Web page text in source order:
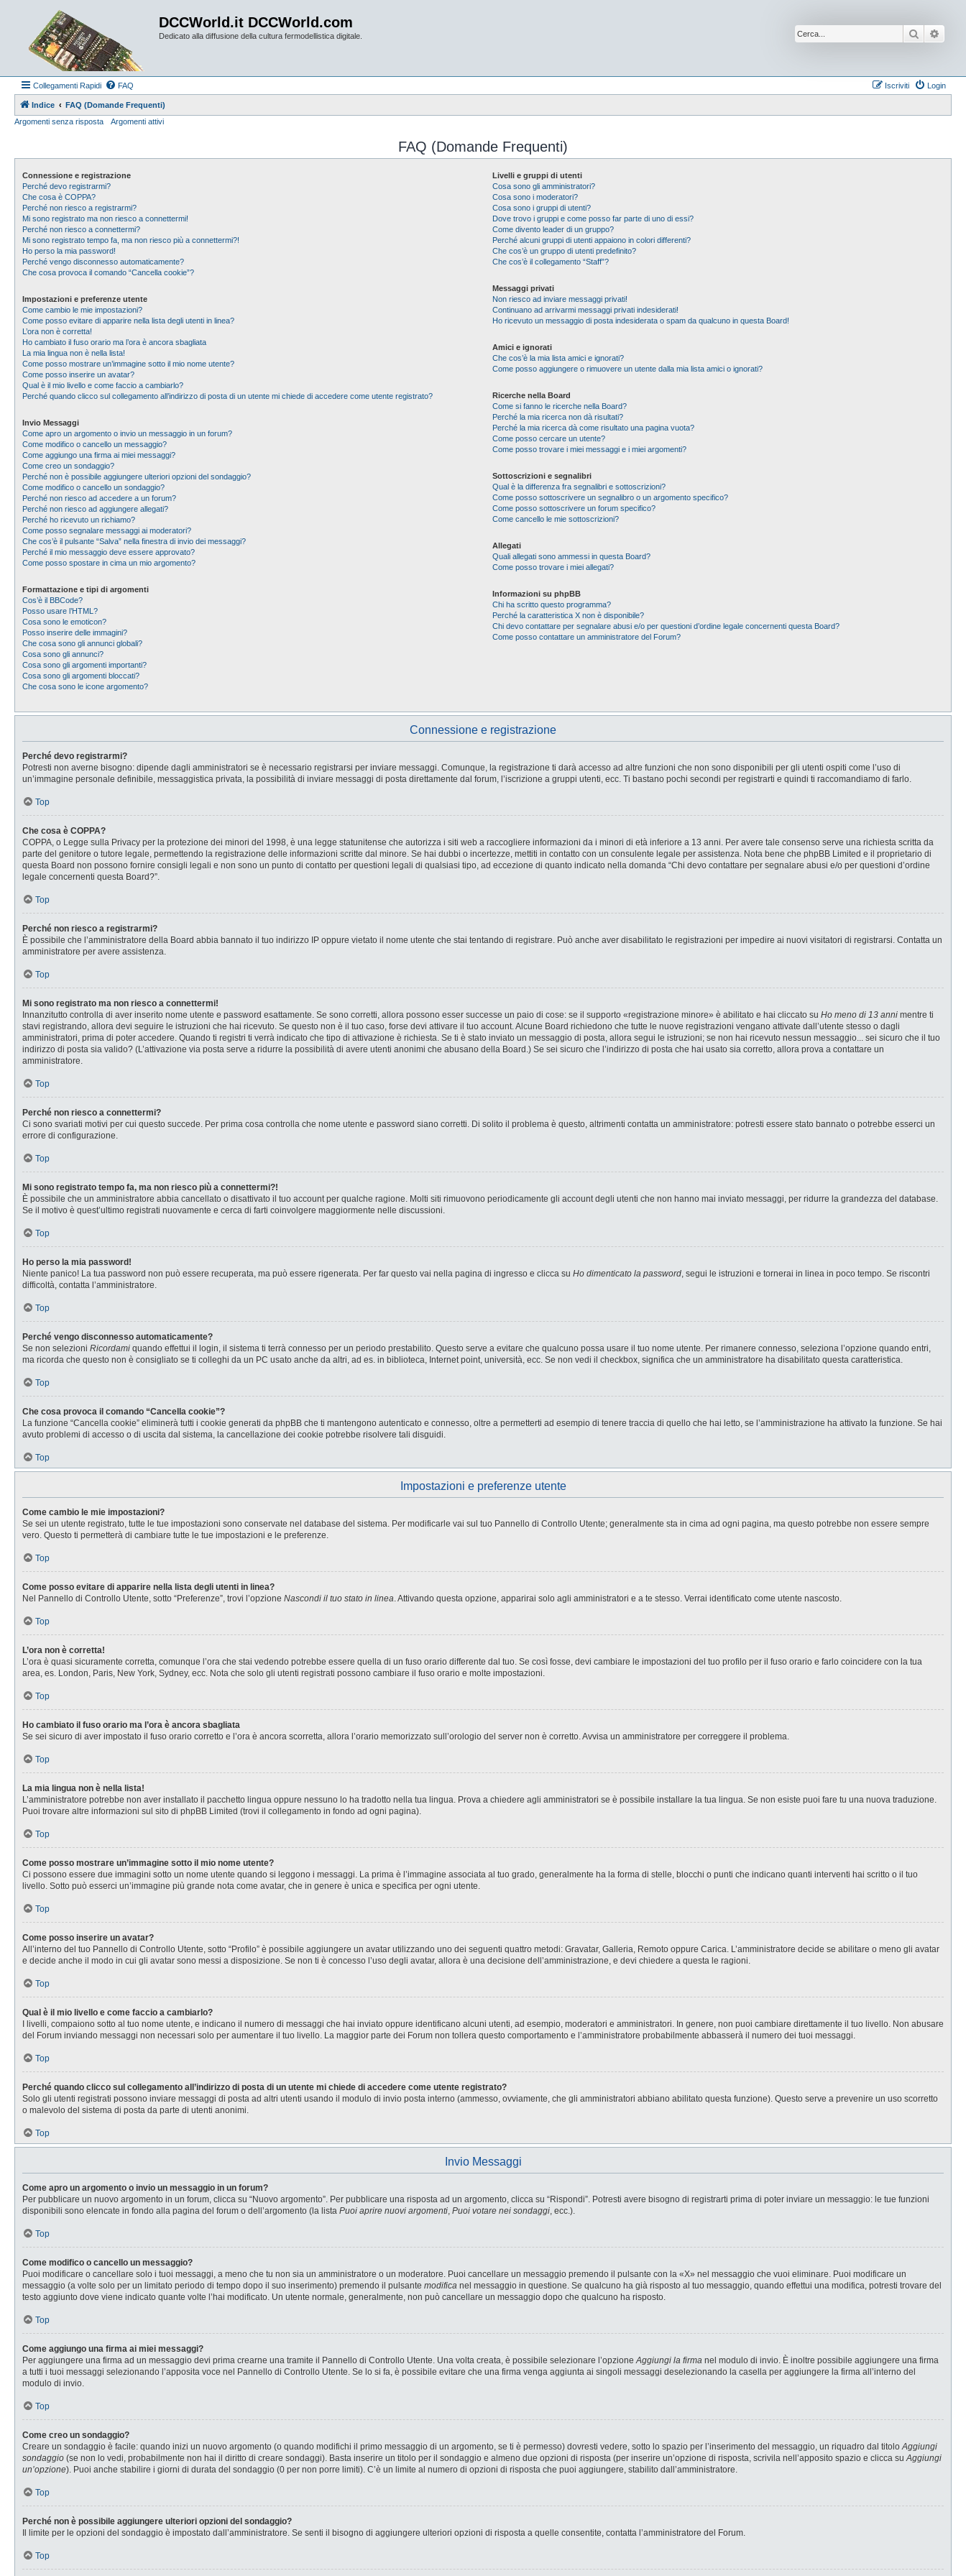
DCCWorld.it DCCWorld.com
Dedicato alla diffusione della cultura fermodellistica digitale. Cerca
Collegamenti Rapidi FAQ Login
Iscriviti
Indice
FAQ (Domande Frequenti)
Argomenti senza risposta
Argomenti attivi
FAQ (Domande Frequenti)
Connessione e registrazione
Perché devo registrarmi?
Che cosa è COPPA?
Perché non riesco a registrarmi?
Mi sono registrato ma non riesco a connettermi!
Perché non riesco a connettermi?
Mi sono registrato tempo fa, ma non riesco più a connettermi?!
Ho perso la mia password!
Perché vengo disconnesso automaticamente?
Che cosa provoca il comando “Cancella cookie”?
Impostazioni e preferenze utente
Come cambio le mie impostazioni?
Come posso evitare di apparire nella lista degli utenti in linea?
L’ora non è corretta!
Ho cambiato il fuso orario ma l’ora è ancora sbagliata
La mia lingua non è nella lista!
Come posso mostrare un’immagine sotto il mio nome utente?
Come posso inserire un avatar?
Qual è il mio livello e come faccio a cambiarlo?
Perché quando clicco sul collegamento all’indirizzo di posta di un utente mi chiede di accedere come utente registrato?
Invio Messaggi
Come apro un argomento o invio un messaggio in un forum?
Come modifico o cancello un messaggio?
Come aggiungo una firma ai miei messaggi?
Come creo un sondaggio?
Perché non è possibile aggiungere ulteriori opzioni del sondaggio?
Come modifico o cancello un sondaggio?
Perché non riesco ad accedere a un forum?
Perché non riesco ad aggiungere allegati?
Perché ho ricevuto un richiamo?
Come posso segnalare messaggi ai moderatori?
Che cos’è il pulsante “Salva” nella finestra di invio dei messaggi?
Perché il mio messaggio deve essere approvato?
Come posso spostare in cima un mio argomento?
Formattazione e tipi di argomenti
Cos’è il BBCode?
Posso usare l’HTML?
Cosa sono le emoticon?
Posso inserire delle immagini?
Che cosa sono gli annunci globali?
Cosa sono gli annunci?
Cosa sono gli argomenti importanti?
Cosa sono gli argomenti bloccati?
Che cosa sono le icone argomento?
Livelli e gruppi di utenti
Cosa sono gli amministratori?
Cosa sono i moderatori?
Cosa sono i gruppi di utenti?
Dove trovo i gruppi e come posso far parte di uno di essi?
Come divento leader di un gruppo?
Perché alcuni gruppi di utenti appaiono in colori differenti?
Che cos’è un gruppo di utenti predefinito?
Che cos’è il collegamento “Staff”?
Messaggi privati
Non riesco ad inviare messaggi privati!
Continuano ad arrivarmi messaggi privati indesiderati!
Ho ricevuto un messaggio di posta indesiderata o spam da qualcuno in questa Board!
Amici e ignorati
Che cos’è la mia lista amici e ignorati?
Come posso aggiungere o rimuovere un utente dalla mia lista amici o ignorati?
Ricerche nella Board
Come si fanno le ricerche nella Board?
Perché la mia ricerca non dà risultati?
Perché la mia ricerca dà come risultato una pagina vuota?
Come posso cercare un utente?
Come posso trovare i miei messaggi e i miei argomenti?
Sottoscrizioni e segnalibri
Qual è la differenza fra segnalibri e sottoscrizioni?
Come posso sottoscrivere un segnalibro o un argomento specifico?
Come posso sottoscrivere un forum specifico?
Come cancello le mie sottoscrizioni?
Allegati
Quali allegati sono ammessi in questa Board?
Come posso trovare i miei allegati?
Informazioni su phpBB
Chi ha scritto questo programma?
Perché la caratteristica X non è disponibile?
Chi devo contattare per segnalare abusi e/o per questioni d’ordine legale concernenti questa Board?
Come posso contattare un amministratore del Forum?
Connessione e registrazione
Perché devo registrarmi?
Potresti non averne bisogno: dipende dagli amministratori se è necessario registrarsi per inviare messaggi. Comunque, la registrazione ti darà accesso ad altre funzioni che non sono disponibili per gli utenti ospiti come l’uso di
un’immagine personale definibile, messaggistica privata, la possibilità di inviare messaggi di posta direttamente dal forum, l’iscrizione a gruppi utenti, ecc. Ti bastano pochi secondi per registrarti e quindi ti raccomandiamo di farlo.
Top
Che cosa è COPPA?
COPPA, o Legge sulla Privacy per la protezione dei minori del 1998, è una legge statunitense che autorizza i siti web a raccogliere informazioni da i minori di età inferiore a 13 anni. Per avere tale consenso serve una richiesta scritta da
parte del genitore o tutore legale, permettendo la registrazione delle informazioni scritte dal minore. Se hai dubbi o incertezze, mettiti in contatto con un consulente legale per assistenza. Nota bene che phpBB Limited e il proprietario di
questa Board non possono fornire consigli legali e non sono un punto di contatto per questioni legali di qualsiasi tipo, ad eccezione di quanto indicato nella domanda “Chi devo contattare per segnalare abusi e/o per questioni d’ordine
legale concernenti questa Board?”.
Top
Perché non riesco a registrarmi?
È possibile che l’amministratore della Board abbia bannato il tuo indirizzo IP oppure vietato il nome utente che stai tentando di registrare. Può anche aver disabilitato le registrazioni per impedire ai nuovi visitatori di registrarsi. Contatta un
amministratore per avere assistenza.
Top
Mi sono registrato ma non riesco a connettermi!
Innanzitutto controlla di aver inserito nome utente e password esattamente. Se sono corretti, allora possono esser successe un paio di cose: se il supporto «registrazione minore» è abilitato e hai cliccato su Ho meno di 13 anni mentre ti
stavi registrando, allora devi seguire le istruzioni che hai ricevuto. Se questo non è il tuo caso, forse devi attivare il tuo account. Alcune Board richiedono che tutte le nuove registrazioni vengano attivate dall’utente stesso o dagli
amministratori, prima di poter accedere. Quando ti registri ti verrà indicato che tipo di attivazione è richiesta. Se ti è stato inviato un messaggio di posta, allora segui le istruzioni; se non hai ricevuto nessun messaggio... sei sicuro che il tuo
indirizzo di posta sia valido? (L’attivazione via posta serve a ridurre la possibilità di avere utenti anonimi che abusano della Board.) Se sei sicuro che l’indirizzo di posta che hai usato sia corretto, allora prova a contattare un
amministratore.
Top
Perché non riesco a connettermi?
Ci sono svariati motivi per cui questo succede. Per prima cosa controlla che nome utente e password siano corretti. Di solito il problema è questo, altrimenti contatta un amministratore: potresti essere stato bannato o potrebbe esserci un
errore di configurazione.
Top
Mi sono registrato tempo fa, ma non riesco più a connettermi?!
È possibile che un amministratore abbia cancellato o disattivato il tuo account per qualche ragione. Molti siti rimuovono periodicamente gli account degli utenti che non hanno mai inviato messaggi, per ridurre la grandezza del database.
Se il motivo è quest’ultimo registrati nuovamente e cerca di farti coinvolgere maggiormente nelle discussioni.
Top
Ho perso la mia password!
Niente panico! La tua password non può essere recuperata, ma può essere rigenerata. Per far questo vai nella pagina di ingresso e clicca su Ho dimenticato la password, segui le istruzioni e tornerai in linea in poco tempo. Se riscontri
difficoltà, contatta l’amministratore.
Top
Perché vengo disconnesso automaticamente?
Se non selezioni Ricordami quando effettui il login, il sistema ti terrà connesso per un periodo prestabilito. Questo serve a evitare che qualcuno possa usare il tuo nome utente. Per rimanere connesso, seleziona l’opzione quando entri,
ma ricorda che questo non è consigliato se ti colleghi da un PC usato anche da altri, ad es. in biblioteca, Internet point, università, ecc. Se non vedi il checkbox, significa che un amministratore ha disabilitato questa caratteristica.
Top
Che cosa provoca il comando “Cancella cookie”?
La funzione “Cancella cookie” eliminerà tutti i cookie generati da phpBB che ti mantengono autenticato e connesso, oltre a permetterti ad esempio di tenere traccia di quello che hai letto, se l’amministrazione ha attivato la funzione. Se hai
avuto problemi di accesso o di uscita dal sistema, la cancellazione dei cookie potrebbe risolvere tali disguidi.
Top
Impostazioni e preferenze utente
Come cambio le mie impostazioni?
Se sei un utente registrato, tutte le tue impostazioni sono conservate nel database del sistema. Per modificarle vai sul tuo Pannello di Controllo Utente; generalmente sta in cima ad ogni pagina, ma questo potrebbe non essere sempre
vero. Questo ti permetterà di cambiare tutte le tue impostazioni e le preferenze.
Top
Come posso evitare di apparire nella lista degli utenti in linea?
Nel Pannello di Controllo Utente, sotto “Preferenze”, trovi l’opzione Nascondi il tuo stato in linea. Attivando questa opzione, apparirai solo agli amministratori e a te stesso. Verrai identificato come utente nascosto.
Top
L’ora non è corretta!
L’ora è quasi sicuramente corretta, comunque l’ora che stai vedendo potrebbe essere quella di un fuso orario differente dal tuo. Se così fosse, devi cambiare le impostazioni del tuo profilo per il fuso orario e farlo coincidere con la tua
area, es. London, Paris, New York, Sydney, ecc. Nota che solo gli utenti registrati possono cambiare il fuso orario e molte impostazioni.
Top
Ho cambiato il fuso orario ma l’ora è ancora sbagliata
Se sei sicuro di aver impostato il fuso orario corretto e l’ora è ancora scorretta, allora l’orario memorizzato sull’orologio del server non è corretto. Avvisa un amministratore per correggere il problema.
Top
La mia lingua non è nella lista!
L’amministratore potrebbe non aver installato il pacchetto lingua oppure nessuno lo ha tradotto nella tua lingua. Prova a chiedere agli amministratori se è possibile installare la tua lingua. Se non esiste puoi fare tu una nuova traduzione.
Puoi trovare altre informazioni sul sito di phpBB Limited (trovi il collegamento in fondo ad ogni pagina).
Top
Come posso mostrare un’immagine sotto il mio nome utente?
Ci possono essere due immagini sotto un nome utente quando si leggono i messaggi. La prima è l’immagine associata al tuo grado, generalmente ha la forma di stelle, blocchi o punti che indicano quanti interventi hai scritto o il tuo
livello. Sotto può esserci un’immagine più grande nota come avatar, che in genere è unica e specifica per ogni utente.
Top
Come posso inserire un avatar?
All’interno del tuo Pannello di Controllo Utente, sotto “Profilo” è possibile aggiungere un avatar utilizzando uno dei seguenti quattro metodi: Gravatar, Galleria, Remoto oppure Carica. L’amministratore decide se abilitare o meno gli avatar
e decide anche il modo in cui gli avatar sono messi a disposizione. Se non ti è concesso l’uso degli avatar, allora è una decisione dell’amministrazione, e devi chiedere a questa le ragioni.
Top
Qual è il mio livello e come faccio a cambiarlo?
I livelli, compaiono sotto al tuo nome utente, e indicano il numero di messaggi che hai inviato oppure identificano alcuni utenti, ad esempio, moderatori e amministratori. In genere, non puoi cambiare direttamente il tuo livello. Non abusare
del Forum inviando messaggi non necessari solo per aumentare il tuo livello. La maggior parte dei Forum non tollera questo comportamento e l’amministratore probabilmente abbasserà il numero dei tuoi messaggi.
Top
Perché quando clicco sul collegamento all’indirizzo di posta di un utente mi chiede di accedere come utente registrato?
Solo gli utenti registrati possono inviare messaggi di posta ad altri utenti usando il modulo di invio posta interno (ammesso, ovviamente, che gli amministratori abbiano abilitato questa funzione). Questo serve a prevenire un uso scorretto
o malevolo del sistema di posta da parte di utenti anonimi.
Top
Invio Messaggi
Come apro un argomento o invio un messaggio in un forum?
Per pubblicare un nuovo argomento in un forum, clicca su “Nuovo argomento”. Per pubblicare una risposta ad un argomento, clicca su “Rispondi”. Potresti avere bisogno di registrarti prima di poter inviare un messaggio: le tue funzioni
disponibili sono elencate in fondo alla pagina del forum o dell’argomento (la lista Puoi aprire nuovi argomenti, Puoi votare nei sondaggi, ecc.).
Top
Come modifico o cancello un messaggio?
Puoi modificare o cancellare solo i tuoi messaggi, a meno che tu non sia un amministratore o un moderatore. Puoi cancellare un messaggio premendo il pulsante con la «X» nel messaggio che vuoi eliminare. Puoi modificare un
messaggio (a volte solo per un limitato periodo di tempo dopo il suo inserimento) premendo il pulsante modifica nel messaggio in questione. Se qualcuno ha già risposto al tuo messaggio, quando effettui una modifica, potresti trovare del
testo aggiunto dove viene indicato quante volte l’hai modificato. Un utente normale, generalmente, non può cancellare un messaggio dopo che qualcuno ha risposto.
Top
Come aggiungo una firma ai miei messaggi?
Per aggiungere una firma ad un messaggio devi prima crearne una tramite il Pannello di Controllo Utente. Una volta creata, è possibile selezionare l’opzioneAggiungi la firma nel modulo di invio. È inoltre possibile aggiungere una firma
a tutti i tuoi messaggi selezionando l’apposita voce nel Pannello di Controllo Utente. Se lo si fa, è possibile evitare che una firma venga aggiunta ai singoli messaggi deselezionando la casella per aggiungere la firma all’interno del
modulo di invio.
Top
Come creo un sondaggio?
Creare un sondaggio è facile: quando inizi un nuovo argomento (o quando modifichi il primo messaggio di un argomento, se ti è permesso) dovresti vedere, sotto lo spazio per l’inserimento del messaggio, un riquadro dal titoloAggiungi
sondaggio (se non lo vedi, probabilmente non hai il diritto di creare sondaggi). Basta inserire un titolo per il sondaggio e almeno due opzioni di risposta (per inserire un’opzione di risposta, scrivila nell’apposito spazio e clicca suAggiungi
un’opzione). Puoi anche stabilire i giorni di durata del sondaggio (0 per non porre limiti). C’è un limite al numero di opzioni di risposta che puoi aggiungere, stabilito dall’amministratore.
Top
Perché non è possibile aggiungere ulteriori opzioni del sondaggio?
Il limite per le opzioni del sondaggio è impostato dall’amministratore. Se senti il bisogno di aggiungere ulteriori opzioni di risposta a quelle consentite, contatta l’amministratore del Forum.
Top